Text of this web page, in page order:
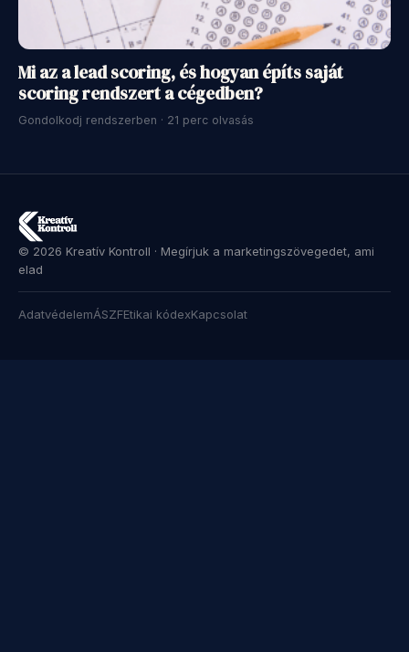
Mi az a lead scoring, és hogyan építs saját
scoring rendszert a cégedben?
Gondolkodj rendszerben · 21 perc olvasás
© 2026 Kreatív Kontroll · Megírjuk a marketingszövegedet, ami
elad
AdatvédelemÁSZFEtikai kódexKapcsolat